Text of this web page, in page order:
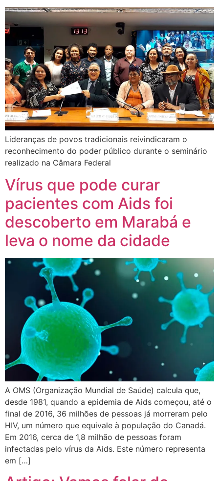
Lideranças de povos tradicionais reivindicaram o
reconhecimento do poder público durante o seminário
realizado na Câmara Federal
Vírus que pode curar
pacientes com Aids foi
descoberto em Marabá e
leva o nome da cidade
A OMS (Organização Mundial de Saúde) calcula que,
desde 1981, quando a epidemia de Aids começou, até o
final de 2016, 36 milhões de pessoas já morreram pelo
HIV, um número que equivale à população do Canadá.
Em 2016, cerca de 1,8 milhão de pessoas foram
infectadas pelo vírus da Aids. Este número representa
em […]